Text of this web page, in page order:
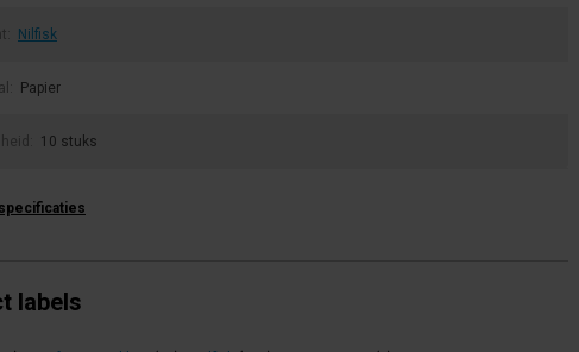
Nilfisk
Papier
10 stuks
labels